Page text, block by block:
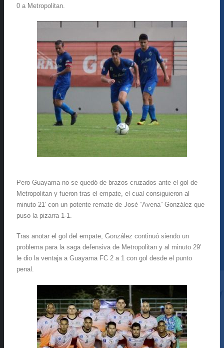
0 a Metropolitan.
Pero Guayama no se quedó de brazos cruzados ante el gol de
Metropolitan y fueron tras el empate, el cual consiguieron al
minuto 21′ con un potente remate de José “Avena” González que
puso la pizarra 1-1.
Tras anotar el gol del empate, González continuó siendo un
problema para la saga defensiva de Metropolitan y al minuto 29′
le dio la ventaja a Guayama FC 2 a 1 con gol desde el punto
penal.